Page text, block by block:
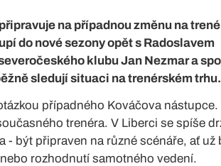
na případnou změnu na
do nové sezony opět s Radoslavem
klubu Jan Nezmar a
sledují situaci na trenérském trhu.
případného Kováčova nástupce.
trenéra. V Liberci se spíše
- být připraven na různé scénáře, ať už
rozhodnutí samotného vedení.